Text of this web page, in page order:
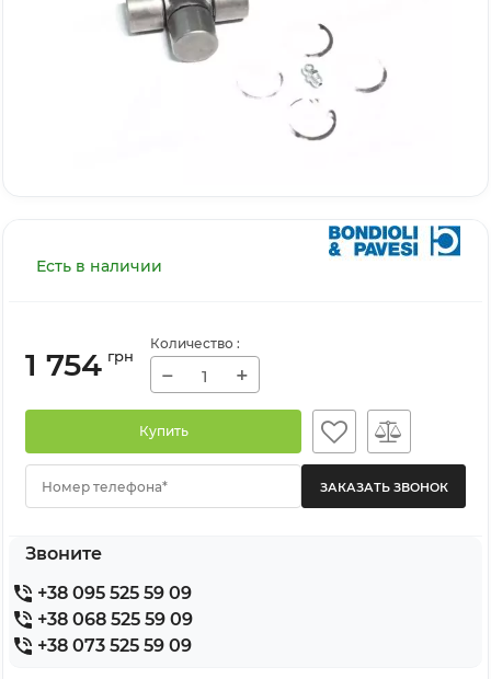
Есть в наличии
1 754 грн
Количество :
− +
Купить
Номер телефона*
Звоните
+38 095 525 59 09
+38 068 525 59 09
+38 073 525 59 09